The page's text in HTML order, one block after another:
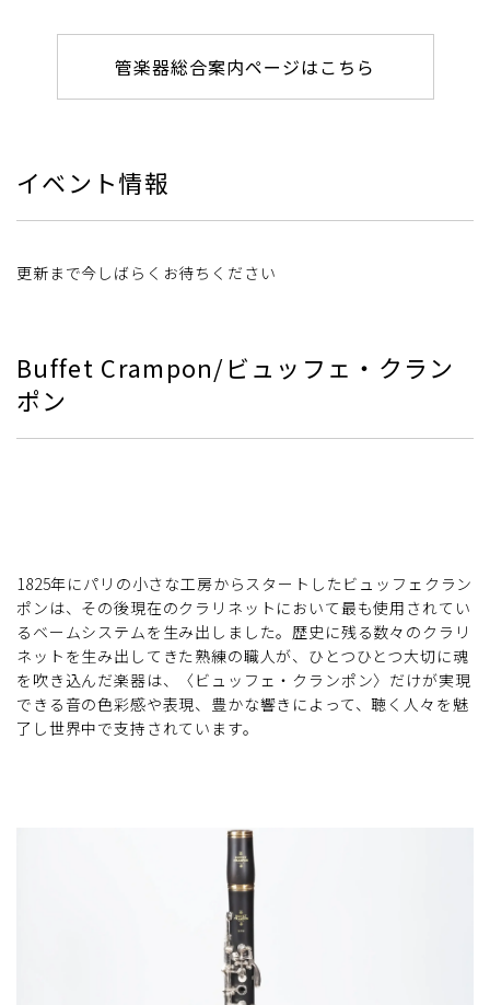
管楽器総合案内ページはこちら
イベント情報
更新まで今しばらくお待ちください
Buffet Crampon/ビュッフェ・クラン
ポン
1825年にパリの小さな工房からスタートしたビュッフェクラン
ポンは、その後現在のクラリネットにおいて最も使用されてい
るベームシステムを生み出しました。歴史に残る数々のクラリ
ネットを生み出してきた熟練の職人が、ひとつひとつ大切に魂
を吹き込んだ楽器は、〈ビュッフェ・クランポン〉だけが実現
できる音の色彩感や表現、豊かな響きによって、聴く人々を魅
了し世界中で支持されています。